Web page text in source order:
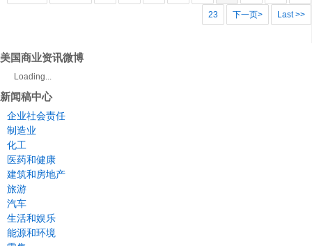
23 下一页> Last >>
美国商业资讯微博
Loading...
新闻稿中心
企业社会责任
制造业
化工
医药和健康
建筑和房地产
旅游
汽车
生活和娱乐
能源和环境